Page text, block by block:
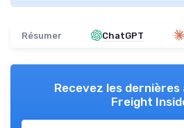
Résumer ChatGPT
Recevez les
Freight